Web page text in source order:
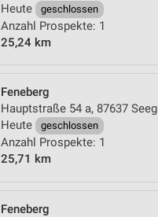
Heute
geschlossen
Anzahl Prospekte: 1
25,24 km
Feneberg
Hauptstraße 54 a, 87637 Seeg
Heute
geschlossen
Anzahl Prospekte: 1
25,71 km
Feneberg